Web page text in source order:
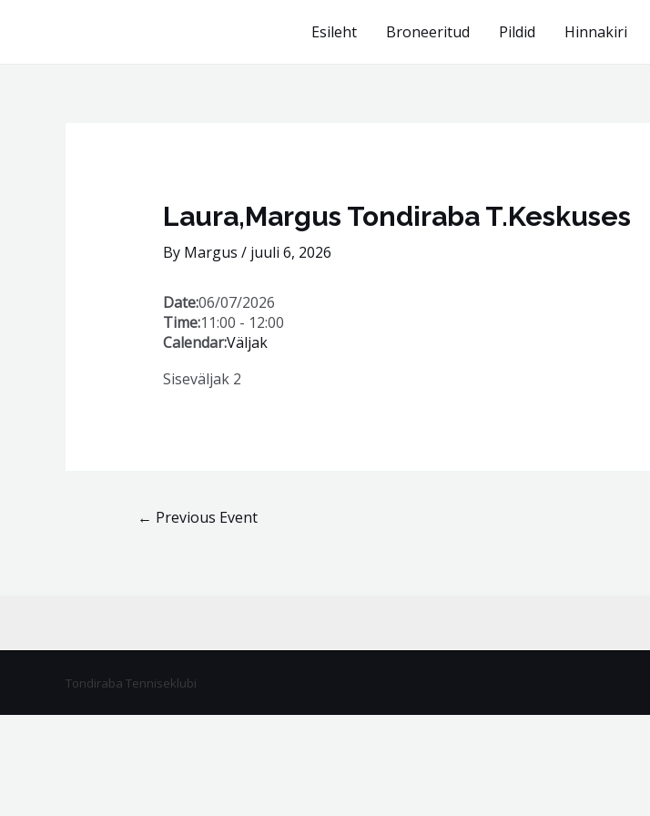
Esileht Broneeritud Pildid Hinnakiri
Laura,Margus Tondiraba T.Keskuses
By Margus / juuli 6, 2026
Date:06/07/2026
Time:11:00 - 12:00
Calendar:Väljak
Siseväljak 2
← Previous Event
Tondiraba Tenniseklubi